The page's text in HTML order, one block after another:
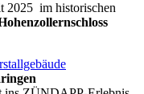
2025 im historischen